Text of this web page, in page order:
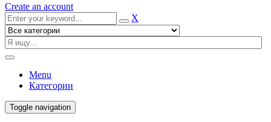
Create an account
X
Menu
Категории
Toggle navigation